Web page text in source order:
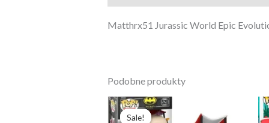
Matthrx51 Jurassic World Epic
Podobne produkty
Sale!
Sale!
Pierwotna
cena
cena